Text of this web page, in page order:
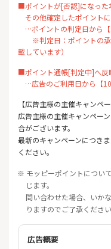
■ポイントが[否認]になった
その他確定したポイント
…ポイントの判定日から【
※判定日：ポイントの承
載しています）
■ポイント通帳[判定中]へ反
…広告のご利用日から【10
【広告主様の主催キャンペ
広告主様の主催キャンペー
合がございます。
最新のキャンペーンにつき
ください。
※ モッピーポイントについ
じます。
問い合わせた場合、いか
りますのでご了承ください
広告概要